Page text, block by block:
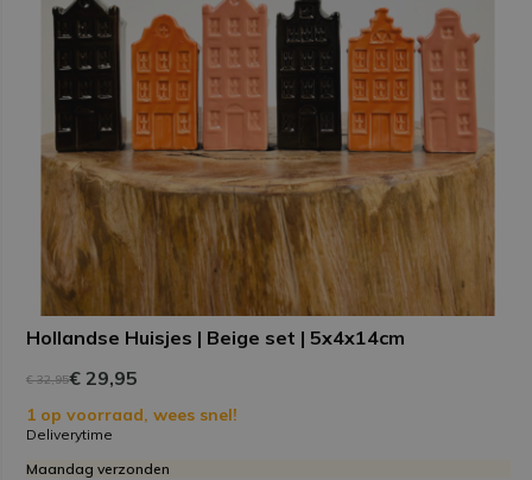
Hollandse Huisjes | Beige set | 5x4x14cm
€ 32,95€ 29,95
1 op voorraad, wees snel!
Deliverytime
Maandag verzonden